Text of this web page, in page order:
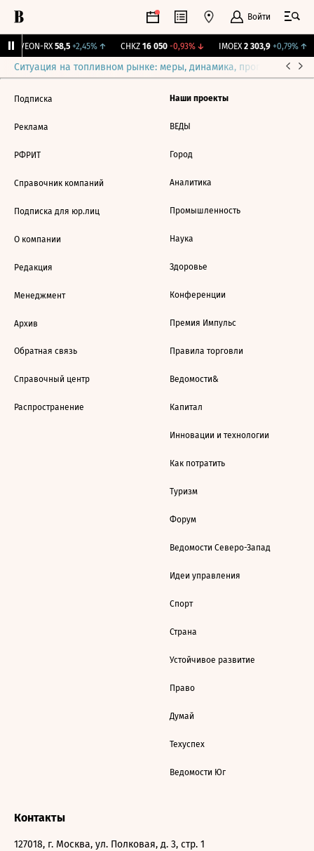
Войти
VEON-RX 58,5 +2,45%↑ CHKZ 16 050 -0,93%↓ IMOEX 2 303,9 +0,79%↑
Ситуация на топливном рынке: меры, динамика, прогнозы
Подписка
Реклама
РФРИТ
Справочник компаний
Подписка для юр.лиц
О компании
Редакция
Менеджмент
Архив
Обратная связь
Справочный центр
Распространение
Наши проекты
ВЕДЫ
Город
Аналитика
Промышленность
Наука
Здоровье
Конференции
Премия Импульс
Правила торговли
Ведомости&
Капитал
Инновации и технологии
Как потратить
Туризм
Форум
Ведомости Северо-Запад
Идеи управления
Спорт
Страна
Устойчивое развитие
Право
Думай
Техуспех
Ведомости Юг
Контакты
127018, г. Москва, ул. Полковая, д. 3, стр. 1